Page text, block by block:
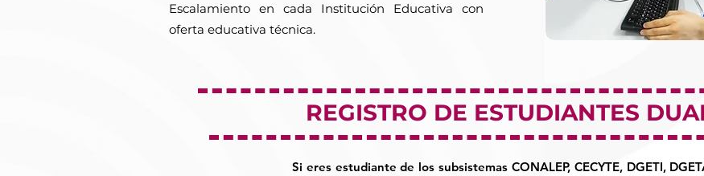
Escalamiento en cada Institución Educativa con
oferta educativa técnica.
REGISTRO DE ESTUDIANTES
Si eres estudiante de los subsistemas CONALEP, CECYTE, DGETI,